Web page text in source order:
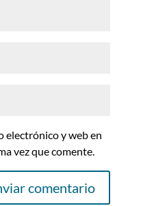
electrónico y web en
vez que comente.